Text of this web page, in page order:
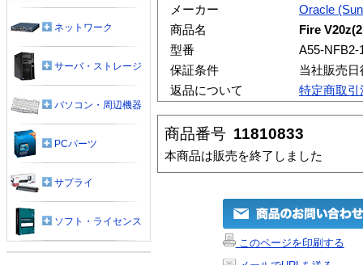
メーカー
Oracle
商品名
Fire
型番
A55-NFB2-
保証条件
当社販売
返品について
特定商取
商品番号 11810833
本商品は販売を終了しました
このページを印刷する
ネットワーク
サーバ・ストレージ
パソコン・周辺機器
PCパーツ
サプライ
ソフト・ライセンス